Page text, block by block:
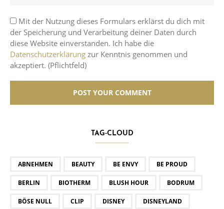
Mit der Nutzung dieses Formulars erklärst du dich mit
der Speicherung und Verarbeitung deiner Daten durch
diese Website einverstanden. Ich habe die
Datenschutzerklärung zur Kenntnis genommen und
akzeptiert. (Pflichtfeld)
TAG-CLOUD
ABNEHMEN BEAUTY BE ENVY BE PROUD
BERLIN BIOTHERM BLUSH HOUR BODRUM
BÖSE NULL CLIP DISNEY DISNEYLAND